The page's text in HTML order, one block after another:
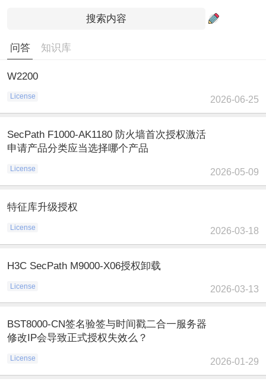
问答 知识库
W2200
License 2026-06-25
SecPath F1000-AK1180 防火墙首次授权激活
申请产品分类应当选择哪个产品
License 2026-05-09
特征库升级授权
License 2026-03-18
H3C SecPath M9000-X06授权卸载
License 2026-03-13
BST8000-CN签名验签与时间戳二合一服务器
修改IP会导致正式授权失效么？
License 2026-01-29